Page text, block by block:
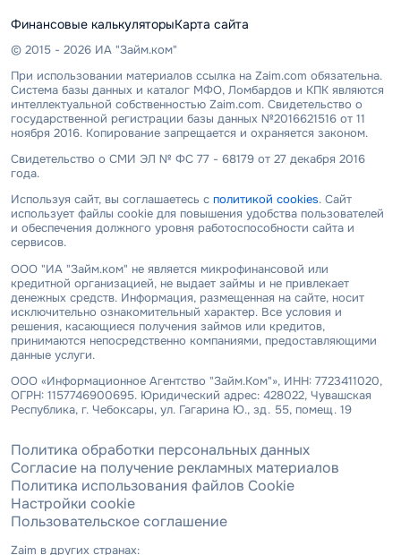
Финансовые калькуляторыКарта сайта
© 2015 - 2026 ИА "Займ.ком"
При использовании материалов ссылка на Zaim.com обязательна.
Система базы данных и каталог МФО, Ломбардов и КПК являются
интеллектуальной собственностью Zaim.com. Свидетельство о
государственной регистрации базы данных №2016621516 от 11
ноября 2016. Копирование запрещается и охраняется законом.
Свидетельство о СМИ ЭЛ № ФС 77 - 68179 от 27 декабря 2016
года.
Используя сайт, вы соглашаетесь с политикой cookies. Сайт
использует файлы cookie для повышения удобства пользователей
и обеспечения должного уровня работоспособности сайта и
сервисов.
ООО "ИА "Займ.ком" не является микрофинансовой или
кредитной организацией, не выдает займы и не привлекает
денежных средств. Информация, размещенная на сайте, носит
исключительно ознакомительный характер. Все условия и
решения, касающиеся получения займов или кредитов,
принимаются непосредственно компаниями, предоставляющими
данные услуги.
ООО «Информационное Агентство "Займ.Ком"», ИНН: 7723411020,
ОГРН: 1157746900695. Юридический адрес: 428022, Чувашская
Республика, г. Чебоксары, ул. Гагарина Ю., зд. 55, помещ. 19
Политика обработки персональных данных
Согласие на получение рекламных материалов
Политика использования файлов Cookie
Настройки cookie
Пользовательское соглашение
Zaim в других странах: